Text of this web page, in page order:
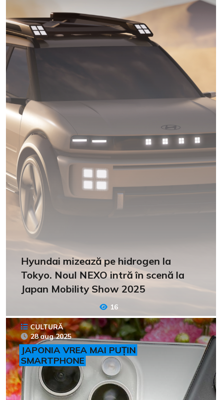
Hyundai mizează pe hidrogen la
Tokyo. Noul NEXO intră în scenă la
Japan Mobility Show 2025
16
CULTURĂ
28 aug 2025
JAPONIA VREA MAI PUȚIN
SMARTPHONE